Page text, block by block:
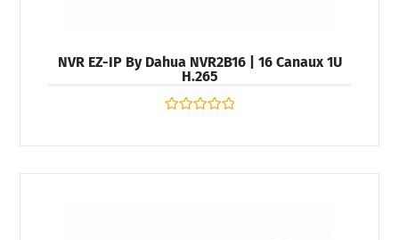
NVR EZ-IP By Dahua NVR2B16 | 16 Canaux 1U
H.265